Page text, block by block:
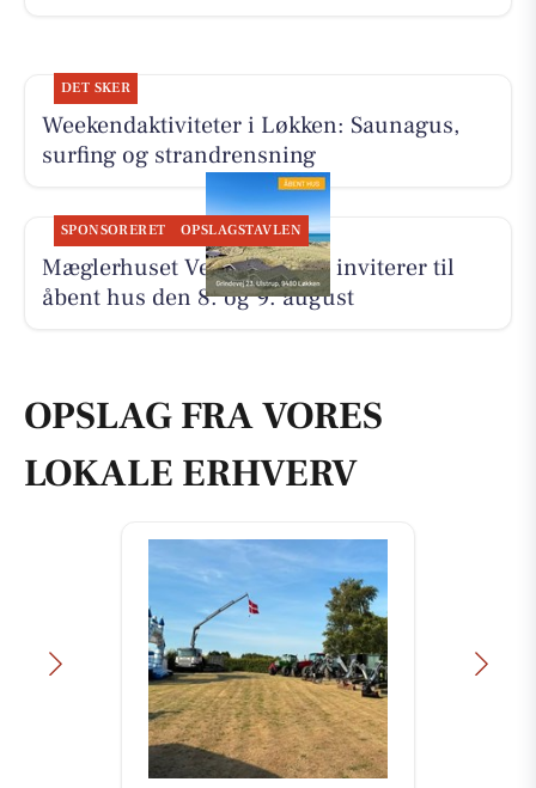
DET SKER
Weekendaktiviteter i Løkken: Saunagus,
surfing og strandrensning
SPONSORERET OPSLAGSTAVLEN
Mæglerhuset Vestkysten I/S inviterer til
åbent hus den 8. og 9. august
OPSLAG FRA VORES
LOKALE ERHVERV